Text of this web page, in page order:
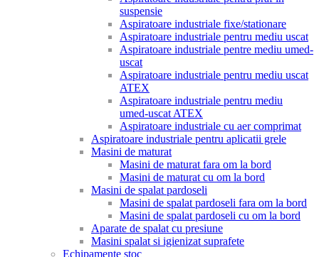
suspensie
Aspiratoare industriale fixe/stationare
Aspiratoare industriale pentru mediu uscat
Aspiratoare industriale pentre mediu umed-
uscat
Aspiratoare industriale pentru mediu uscat
ATEX
Aspiratoare industriale pentru mediu
umed-uscat ATEX
Aspiratoare industriale cu aer comprimat
Aspiratoare industriale pentru aplicatii grele
Masini de maturat
Masini de maturat fara om la bord
Masini de maturat cu om la bord
Masini de spalat pardoseli
Masini de spalat pardoseli fara om la bord
Masini de spalat pardoseli cu om la bord
Aparate de spalat cu presiune
Masini spalat si igienizat suprafete
Echipamente stoc